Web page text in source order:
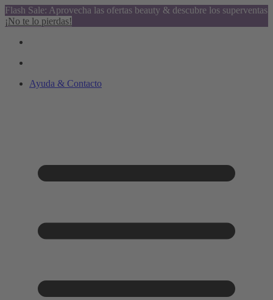
Flash Sale: Aprovecha las ofertas beauty & descubre los superventas
¡No te lo pierdas!
Ayuda & Contacto